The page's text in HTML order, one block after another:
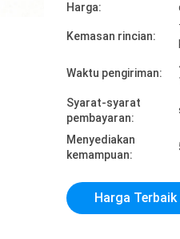
Harga:
Kemasan rincian:
Waktu pengiriman:
Syarat-syarat
pembayaran:
Menyediakan
kemampuan:
Harga Terbaik